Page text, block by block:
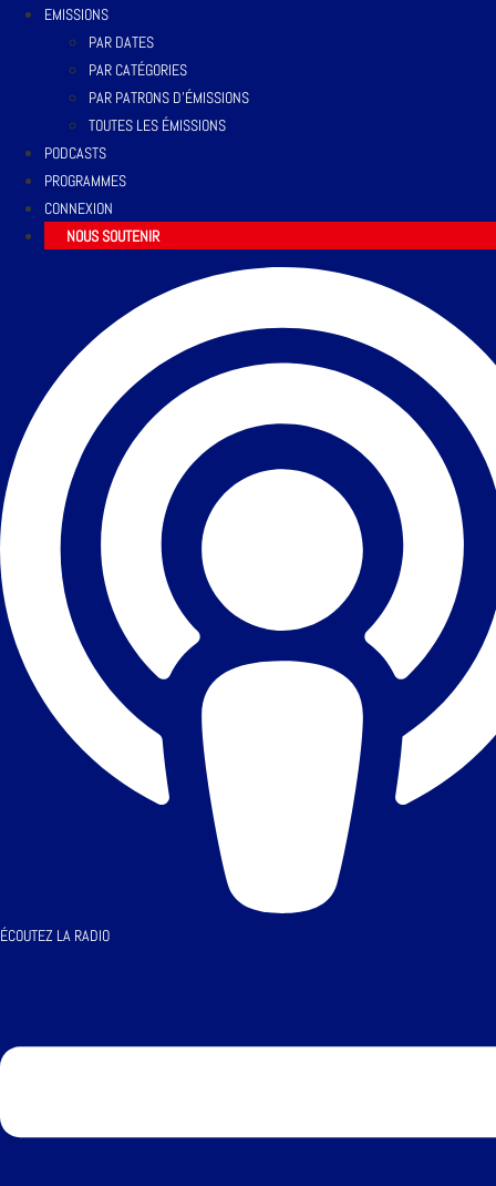
EMISSIONS
PAR DATES
PAR CATÉGORIES
PAR PATRONS D’ÉMISSIONS
TOUTES LES ÉMISSIONS
PODCASTS
PROGRAMMES
CONNEXION
NOUS SOUTENIR
ÉCOUTEZ LA RADIO